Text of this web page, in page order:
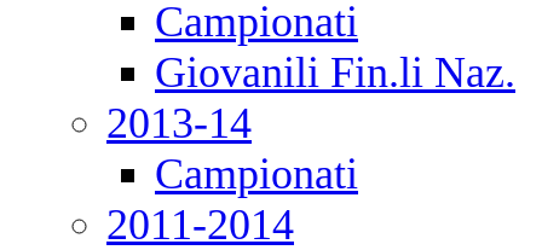
Campionati
Giovanili Fin.li Naz.
2013-14
Campionati
2011-2014